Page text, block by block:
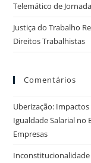
Telemático de Jornada
Justiça do Trabalho
Direitos Trabalhistas
Comentários
Uberização:
Igualdade Salarial no
Empresas
Inconstitucionalidade